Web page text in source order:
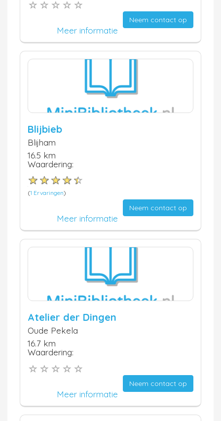
Neem contact op
Meer informatie
Blijbieb
Blijham
16.5 km
Waardering:
(1 Ervaringen)
Neem contact op
Meer informatie
Atelier der Dingen
Oude Pekela
16.7 km
Waardering:
Neem contact op
Meer informatie